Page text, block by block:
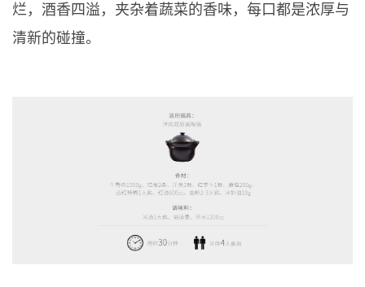
烂，酒香四溢，夹杂着蔬菜的香味，每口都是浓厚与
清新的碰撞。